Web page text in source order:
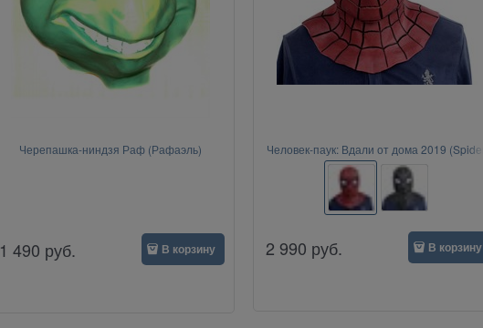
Черепашка-ниндзя Раф (Рафаэль)
1 490 руб. В корзину
Человек-паук: Вдали от дома 2019 (Spider-
Man)
2 990 руб. В корзину